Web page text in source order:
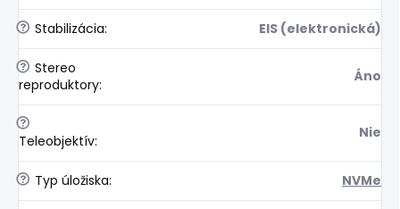
? Stabilizácia: EIS (elektronická)
? Stereo
reproduktory: Áno
?
Teleobjektív: Nie
? Typ úložiska: NVMe